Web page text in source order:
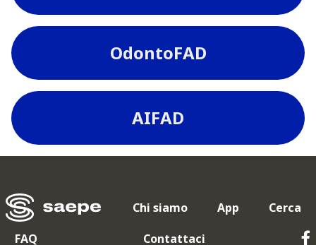
OdontoFAD
AIFAD
Chi siamo App
Cerca
FAQ
Contattaci